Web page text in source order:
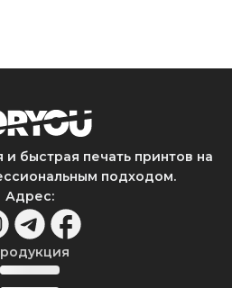
и быстрая печать принтов на
подходом.
Адрес: